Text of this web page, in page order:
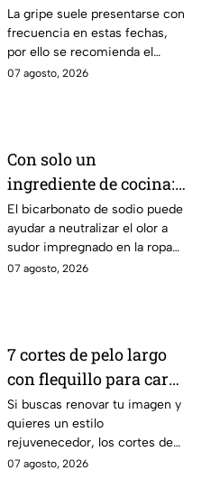
para evitar la gripe
La gripe suele presentarse con
frecuencia en estas fechas,
por ello se recomienda el
consumo de ciertas frutas.
07 agosto, 2026
Con solo un
ingrediente de cocina:
elimina el olor a sudor
de las camisetas de
deporte
El bicarbonato de sodio puede
ayudar a neutralizar el olor a
sudor impregnado en la ropa
deportiva cuando se utiliza
07 agosto, 2026
7 cortes de pelo largo
con flequillo para cara
redonda que te hace ver
más joven después de
los 40
Si buscas renovar tu imagen y
quieres un estilo
rejuvenecedor, los cortes de
pelo que apuestan por melenas
07 agosto, 2026